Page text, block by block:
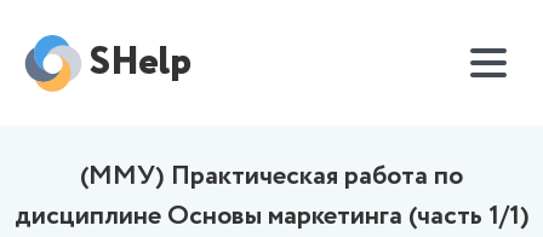
SHelp
(ММУ) Практическая работа по
дисциплине Основы маркетинга (часть 1/1)